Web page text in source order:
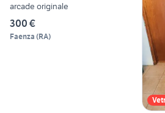
arcade originale
300 €
Faenza (RA)